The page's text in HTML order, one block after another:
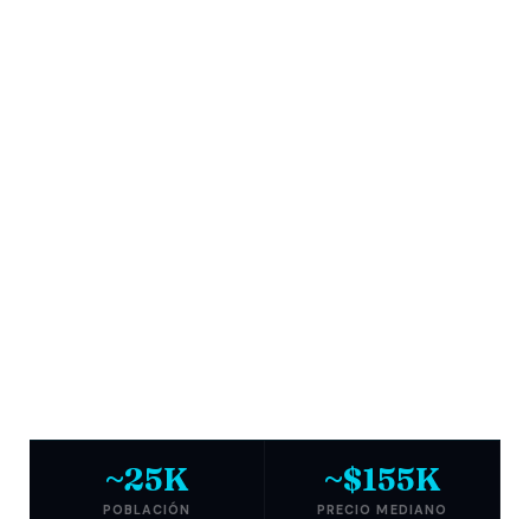
~25K
POBLACIÓN
~$155K
PRECIO MEDIANO